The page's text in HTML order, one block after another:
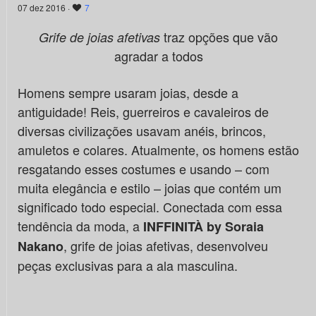
07 dez 2016 · 7
Grife de joias afetivas traz opções que vão
agradar a todos
Homens sempre usaram joias, desde a
antiguidade! Reis, guerreiros e cavaleiros de
diversas civilizações usavam anéis, brincos,
amuletos e colares. Atualmente, os homens estão
resgatando esses costumes e usando – com
muita elegância e estilo – joias que contém um
significado todo especial. Conectada com essa
tendência da moda, a INFFINITÀ by Soraia
Nakano, grife de joias afetivas, desenvolveu
peças exclusivas para a ala masculina.